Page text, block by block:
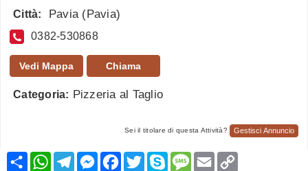
Città: Pavia ( Pavia)
0382-530868
Vedi Mappa Chiama
Categoria: Pizzeria al Taglio
Sei il titolare di questa Attività? Gestisci Annuncio
CondividiWhatsApp
TelegramMessenger
Facebook
TwitterSkypeMessage
Email